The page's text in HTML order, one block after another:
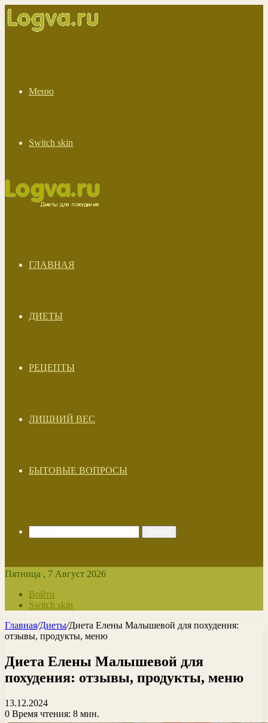
Меню
Switch skin
ГЛАВНАЯ
ДИЕТЫ
РЕЦЕПТЫ
ЛИШНИЙ ВЕС
БЫТОВЫЕ ВОПРОСЫ
Пятница , 7 Август 2026
Войти
Switch skin
Главная/Диеты/Диета Елены Малышевой для похудения:
отзывы, продукты, меню
Диета Елены Малышевой для
похудения: отзывы, продукты, меню
13.12.2024
0 Время чтения: 8 мин.